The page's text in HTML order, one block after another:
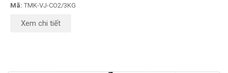
Mã: TMK-VJ-CO2/3KG
Xem chi tiết